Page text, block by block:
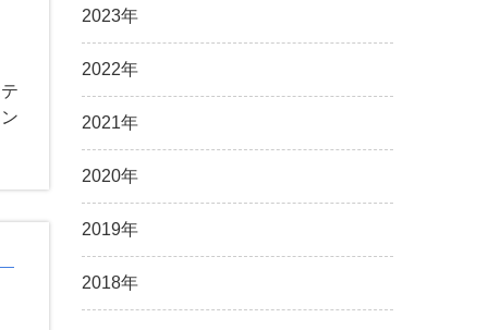
2023年
2022年
2021年
2020年
2019年
2018年